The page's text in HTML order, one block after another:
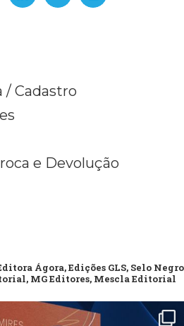
/ Cadastro
e Devolução
Ágora, Edições GLS, Selo Negro
MG Editores, Mescla Editorial